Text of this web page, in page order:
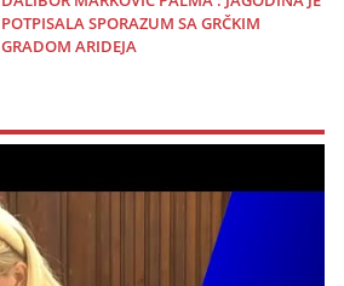
POTPISALA SPORAZUM SA GRČKIM
GRADOM ARIDEJA